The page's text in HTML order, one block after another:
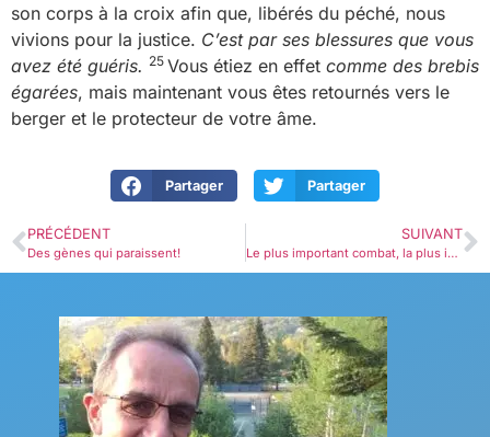
son corps à la croix afin que, libérés du péché, nous
vivions pour la justice. C’est par ses blessures que vous
avez été guéris. 25 Vous étiez en effet comme des brebis
égarées, mais maintenant vous êtes retournés vers le
berger et le protecteur de votre âme.
Partager Partager
PRÉCÉDENT
Des gènes qui paraissent!
SUIVANT
Le plus important combat, la plus importante victoire, la réconciliation!